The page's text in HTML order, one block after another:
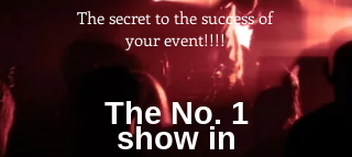
The secret to the success of
your event!!!!
The No. 1
show in